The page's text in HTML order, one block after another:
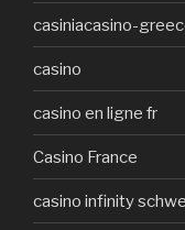
casiniacasino-
casino
casino en ligne fr
Casino France
casino infinity